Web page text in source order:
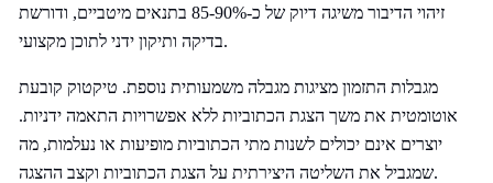
זיהוי הדיבור משיגה דיוק של כ-85-90% בתנאים מיטביים, ודורשת
בדיקה ותיקון ידני לתוכן מקצועי.
מגבלות התזמון מציגות מגבלה משמעותית נוספת. טיקטוק קובעת
אוטומטית את משך הצגת הכתוביות ללא אפשרויות התאמה ידניות.
יוצרים אינם יכולים לשנות מתי הכתוביות מופיעות או נעלמות, מה
שמגביל את השליטה היצירתית על הצגת הכתוביות וקצב ההצגה.